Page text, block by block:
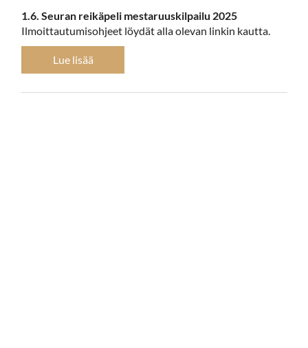
1.6. Seuran reikäpeli mestaruuskilpailu 2025
Ilmoittautumisohjeet löydät alla olevan linkin kautta.
Lue lisää